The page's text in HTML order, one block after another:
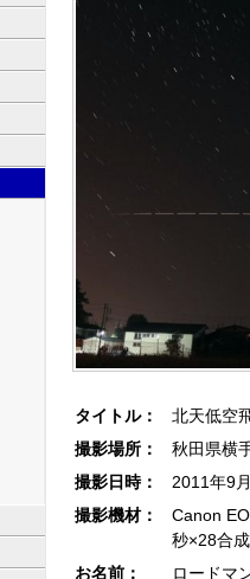
タイトル：
北天低空
撮影場所：
秋田県横
撮影日時：
2011年9
撮影機材：
Canon
秒×28合成
お名前：
ロードマ